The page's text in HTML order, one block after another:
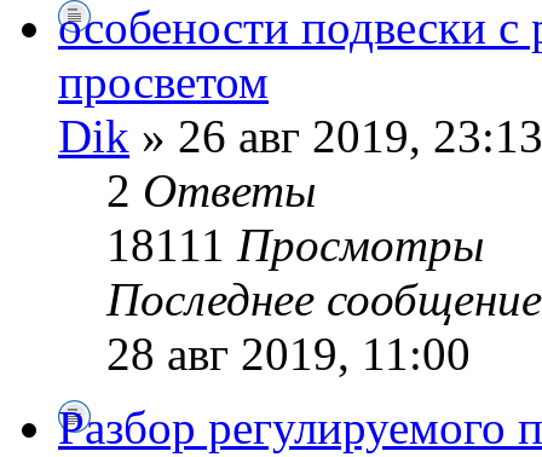
особености подвески
просветом
Dik » 26 авг 2019, 23:13
2 Ответы
18111 Просмотры
Последнее
28 авг 2019, 11:00
Разбор регулируемого